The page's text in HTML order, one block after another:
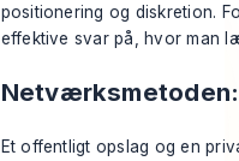
positionering og diskretion.
effektive svar på, hvor man
Et offentligt opslag og en